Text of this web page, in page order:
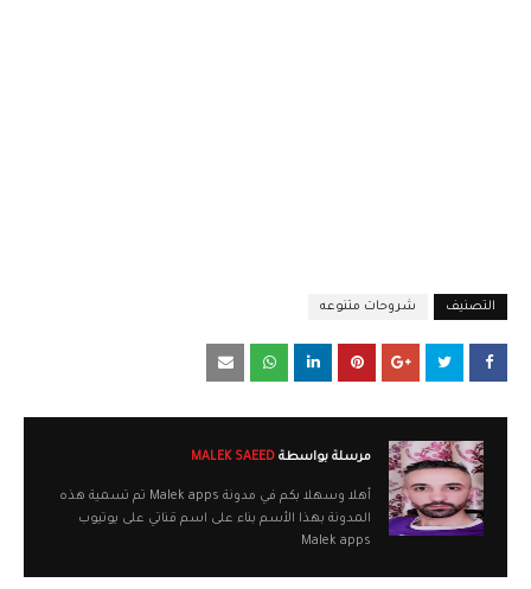
التصنيف شروحات متنوعه
مرسلة بواسطة
أهلا وسهلا بكم في مدونة Malek apps تم تسمية هذه
المدونة بهذا الأسم بناء على اسم قناتي على يوتيوب
Malek apps